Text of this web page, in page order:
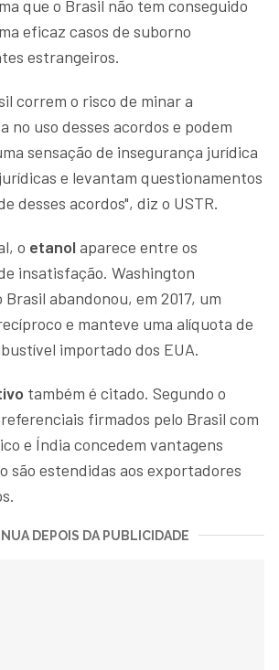
que o Brasil não tem conseguido
eficaz casos de suborno
estrangeiros.
correm o risco de minar a
no uso desses acordos e podem
sensação de insegurança jurídica
e levantam questionamentos
desses acordos", diz o USTR.
o etanol aparece entre os
insatisfação. Washington
abandonou, em 2017, um
e manteve uma alíquota de
importado dos EUA.
também é citado. Segundo o
firmados pelo Brasil com
e Índia concedem vantagens
são estendidas aos exportadores
DEPOIS DA PUBLICIDADE